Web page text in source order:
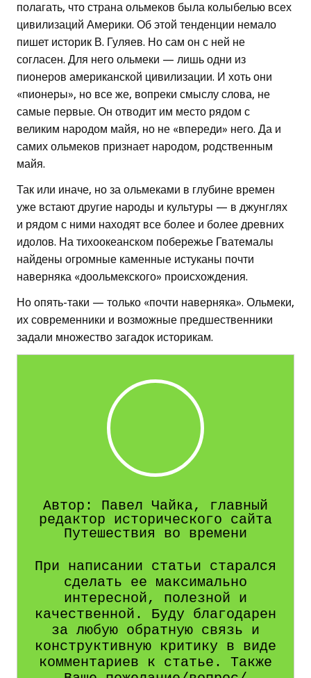
полагать, что страна ольмеков была колыбелью всех
цивилизаций Америки. Об этой тенденции немало
пишет историк В. Гуляев. Но сам он с ней не
согласен. Для него ольмеки — лишь одни из
пионеров американской цивилизации. И хоть они
«пионеры», но все же, вопреки смыслу слова, не
самые первые. Он отводит им место рядом с
великим народом майя, но не «впереди» него. Да и
самих ольмеков признает народом, родственным
майя.
Так или иначе, но за ольмеками в глубине времен
уже встают другие народы и культуры — в джунглях
и рядом с ними находят все более и более древних
идолов. На тихоокеанском побережье Гватемалы
найдены огромные каменные истуканы почти
наверняка «доольмекского» происхождения.
Но опять-таки — только «почти наверняка». Ольмеки,
их современники и возможные предшественники
задали множество загадок историкам.
Автор: Павел Чайка, главный
редактор исторического сайта
Путешествия во времени
При написании статьи старался
сделать ее максимально
интересной, полезной и
качественной. Буду благодарен
за любую обратную связь и
конструктивную критику в виде
комментариев к статье. Также